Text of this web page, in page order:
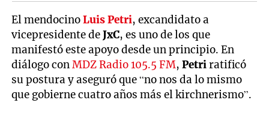
El mendocinoLuis Petri, excandidato a
vicepresidente deJxC, es uno de los que
manifestó este apoyo desde un principio. En
diálogo conMDZ Radio 105.5 FM,Petriratificó
su postura y aseguró que “no nos da lo mismo
que gobierne cuatro años más el kirchnerismo”.